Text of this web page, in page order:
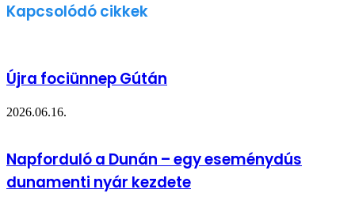
Kapcsolódó cikkek
Újra fociünnep Gútán
2026.06.16.
Napforduló a Dunán – egy eseménydús
dunamenti nyár kezdete